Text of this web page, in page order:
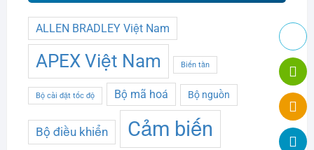
ALLEN BRADLEY Việt Nam
APEX Việt Nam Biến tần
Bộ cài đặt tốc độ Bộ mã hoá Bộ nguồn
Bộ điều khiển Cảm biến